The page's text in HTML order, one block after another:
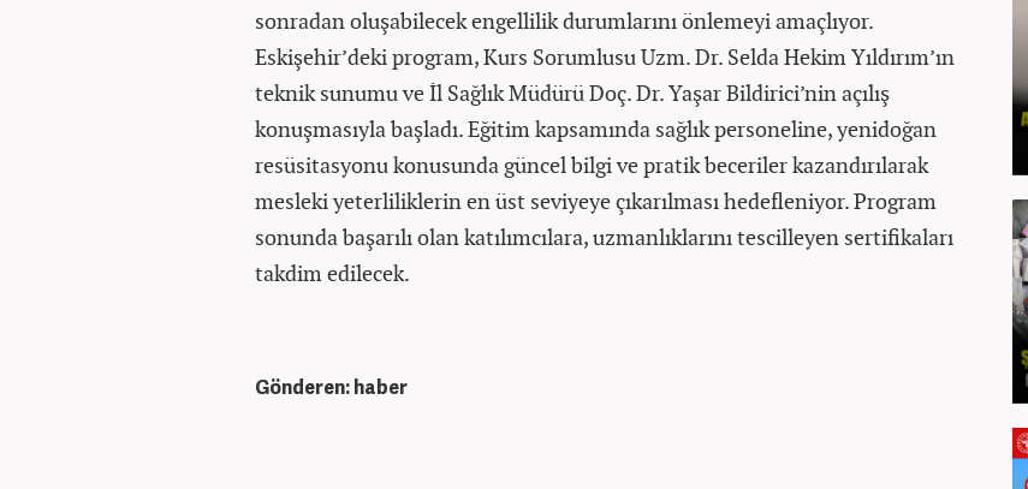
sonradan oluşabilecek engellilik durumlarını önlemeyi amaçlıyor.
Eskişehir’deki program, Kurs Sorumlusu Uzm. Dr. Selda Hekim Yıldırım’ın
teknik sunumu ve İl Sağlık Müdürü Doç. Dr. Yaşar Bildirici’nin açılış
konuşmasıyla başladı. Eğitim kapsamında sağlık personeline, yenidoğan
resüsitasyonu konusunda güncel bilgi ve pratik beceriler kazandırılarak
mesleki yeterliliklerin en üst seviyeye çıkarılması hedefleniyor. Program
sonunda başarılı olan katılımcılara, uzmanlıklarını tescilleyen sertifikaları
takdim edilecek.
Gönderen: haber